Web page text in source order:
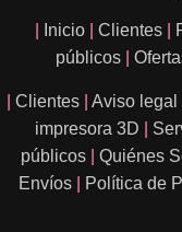
Inicio Clientes
públicos
Clientes Aviso legal
impresora 3D
públicos
Quiénes
Envíos
Política de